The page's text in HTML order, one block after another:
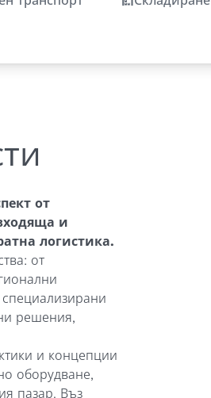
от
и
логистика.
от
решения,
и концепции
оборудване,
пазар. Въз